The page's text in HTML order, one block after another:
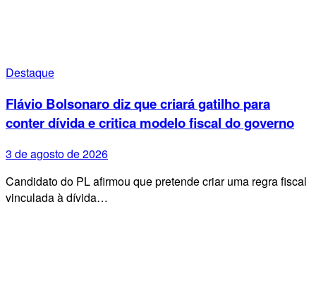
Destaque
Flávio Bolsonaro diz que criará gatilho para
conter dívida e critica modelo fiscal do governo
3 de agosto de 2026
Candidato do PL afirmou que pretende criar uma regra fiscal
vinculada à dívida…